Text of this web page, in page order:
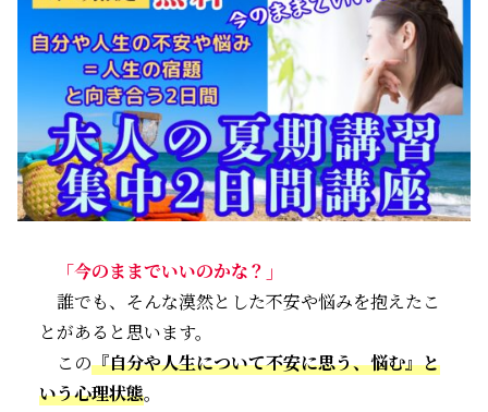
「今のままでいいのかな？」
誰でも、そんな漠然とした不安や悩みを抱えたこ
とがあると思います。
この『自分や人生について不安に思う、悩む』と
いう心理状態。